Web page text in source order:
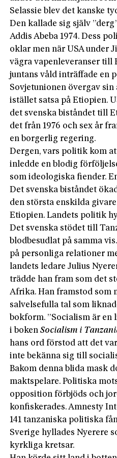
Selassie blev det kanske
Den kallade sig själv
Addis Abeba 1974. Dess
oklar men när USA under
vägra vapenleveranser till
juntans våld inträffade en
Sovjetunionen övergav
istället satsa på Etiopien.
det svenska biståndet till
det från 1976 och sex år
en borgerlig regering.
Dergen, vars politik kom
inledde en blodig
som ideologiska fiender.
Det svenska biståndet
den största enskilda
Etiopien. Landets politik
Det svenska stödet till
blodbesudlat på samma
på personliga relationer
landets ledare Julius
trädde han fram som det
Afrika. Han framstod som
salvelsefulla tal som
bokform. ”Socialism är en
i bokenSocialism i
hans ord förstod att det
inte bekänna sig till
Bakom denna blida mask
maktspelare. Politiska
opposition förbjöds och
konfiskerades. Amnesty
141 tanzaniska politiska
Sverige hyllades Nyerere
kyrkliga kretsar.